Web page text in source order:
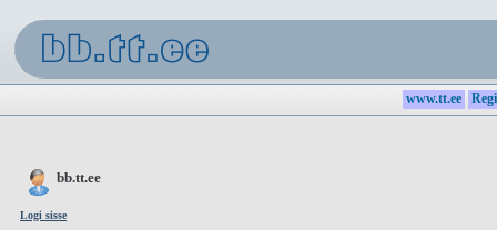
www.tt.ee
bb.tt.ee
Logi sisse